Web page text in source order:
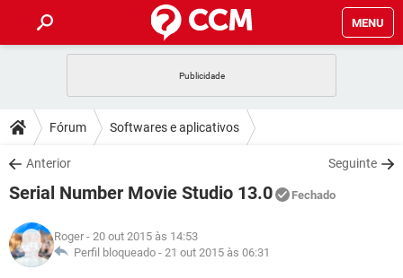
MENU
CELULAR FACEBOOK
OUTLOOK
INSTAGRAM GMAIL
GUIA DE COMPRAS
DICAS
JOGOS WHATSAPP
INSTAGRAM
GUIA DE COMPRAS
DOWNLOADS
JOGOS WHATSAPP
CELULAR
OUTLOOK EXCEL
JOGOS
CELULAR
GLOSSÁRIO
Fórum Softwares e aplicativos
Anterior Seguinte
Serial Number Movie Studio 13.0 Fechado
Roger - 20 out 2015 às 14:53
Perfil bloqueado - 21 out 2015 às 06:31